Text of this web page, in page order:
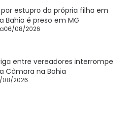
estupro da própria filha em
Bahia é preso em MG
06/08/2026
entre vereadores interrompe
Câmara na Bahia
08/2026